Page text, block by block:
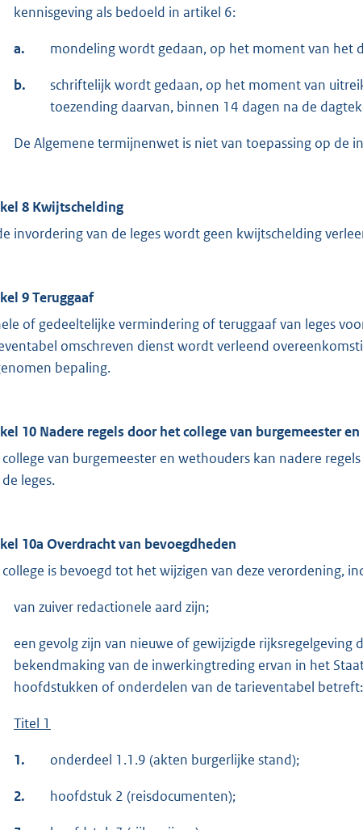
kennisgeving als bedoeld in artikel 6:
a. mondeling wordt gedaan, op het moment van het
b.
schriftelijk wordt gedaan, op het moment van
toezending daarvan, binnen 14 dagen na de
De Algemene termijnenwet is niet van toepassing op de
8 Kwijtschelding
invordering van de leges wordt geen kwijtschelding
9 Teruggaaf
of gedeeltelijke vermindering of teruggaaf van leges
omschreven dienst wordt verleend
bepaling.
10 Nadere regels door het college van burgemeester
van burgemeester en wethouders kan nadere
leges.
10a Overdracht van bevoegdheden
is bevoegd tot het wijzigen van deze verordening,
van zuiver redactionele aard zijn;
een gevolg zijn van nieuwe of gewijzigde
bekendmaking van de inwerkingtreding ervan in het
hoofdstukken of onderdelen van de tarieventabel betreft:
Titel 1
1. onderdeel 1.1.9 (akten burgerlijke stand);
2. hoofdstuk 2 (reisdocumenten);